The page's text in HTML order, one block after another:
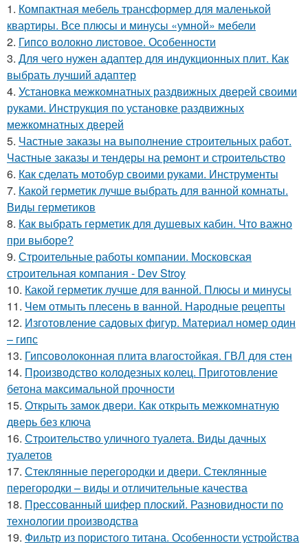
1. Компактная мебель трансформер для маленькой
квартиры. Все плюсы и минусы «умной» мебели
2. Гипсо волокно листовое. Особенности
3. Для чего нужен адаптер для индукционных плит. Как
выбрать лучший адаптер
4. Установка межкомнатных раздвижных дверей своими
руками. Инструкция по установке раздвижных
межкомнатных дверей
5. Частные заказы на выполнение строительных работ.
Частные заказы и тендеры на ремонт и строительство
6. Как сделать мотобур своими руками. Инструменты
7. Какой герметик лучше выбрать для ванной комнаты.
Виды герметиков
8. Как выбрать герметик для душевых кабин. Что важно
при выборе?
9. Строительные работы компании. Московская
строительная компания - Dev Stroy
10. Какой герметик лучше для ванной. Плюсы и минусы
11. Чем отмыть плесень в ванной. Народные рецепты
12. Изготовление садовых фигур. Материал номер один
– гипс
13. Гипсоволоконная плита влагостойкая. ГВЛ для стен
14. Производство колодезных колец. Приготовление
бетона максимальной прочности
15. Открыть замок двери. Как открыть межкомнатную
дверь без ключа
16. Строительство уличного туалета. Виды дачных
туалетов
17. Стеклянные перегородки и двери. Стеклянные
перегородки – виды и отличительные качества
18. Прессованный шифер плоский. Разновидности по
технологии производства
19. Фильтр из пористого титана. Особенности устройства